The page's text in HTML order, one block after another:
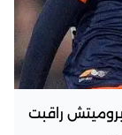
راقبت